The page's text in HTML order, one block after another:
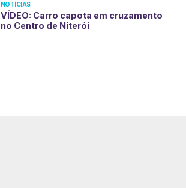
NOTÍCIAS
VÍDEO: Carro capota em cruzamento
no Centro de Niterói